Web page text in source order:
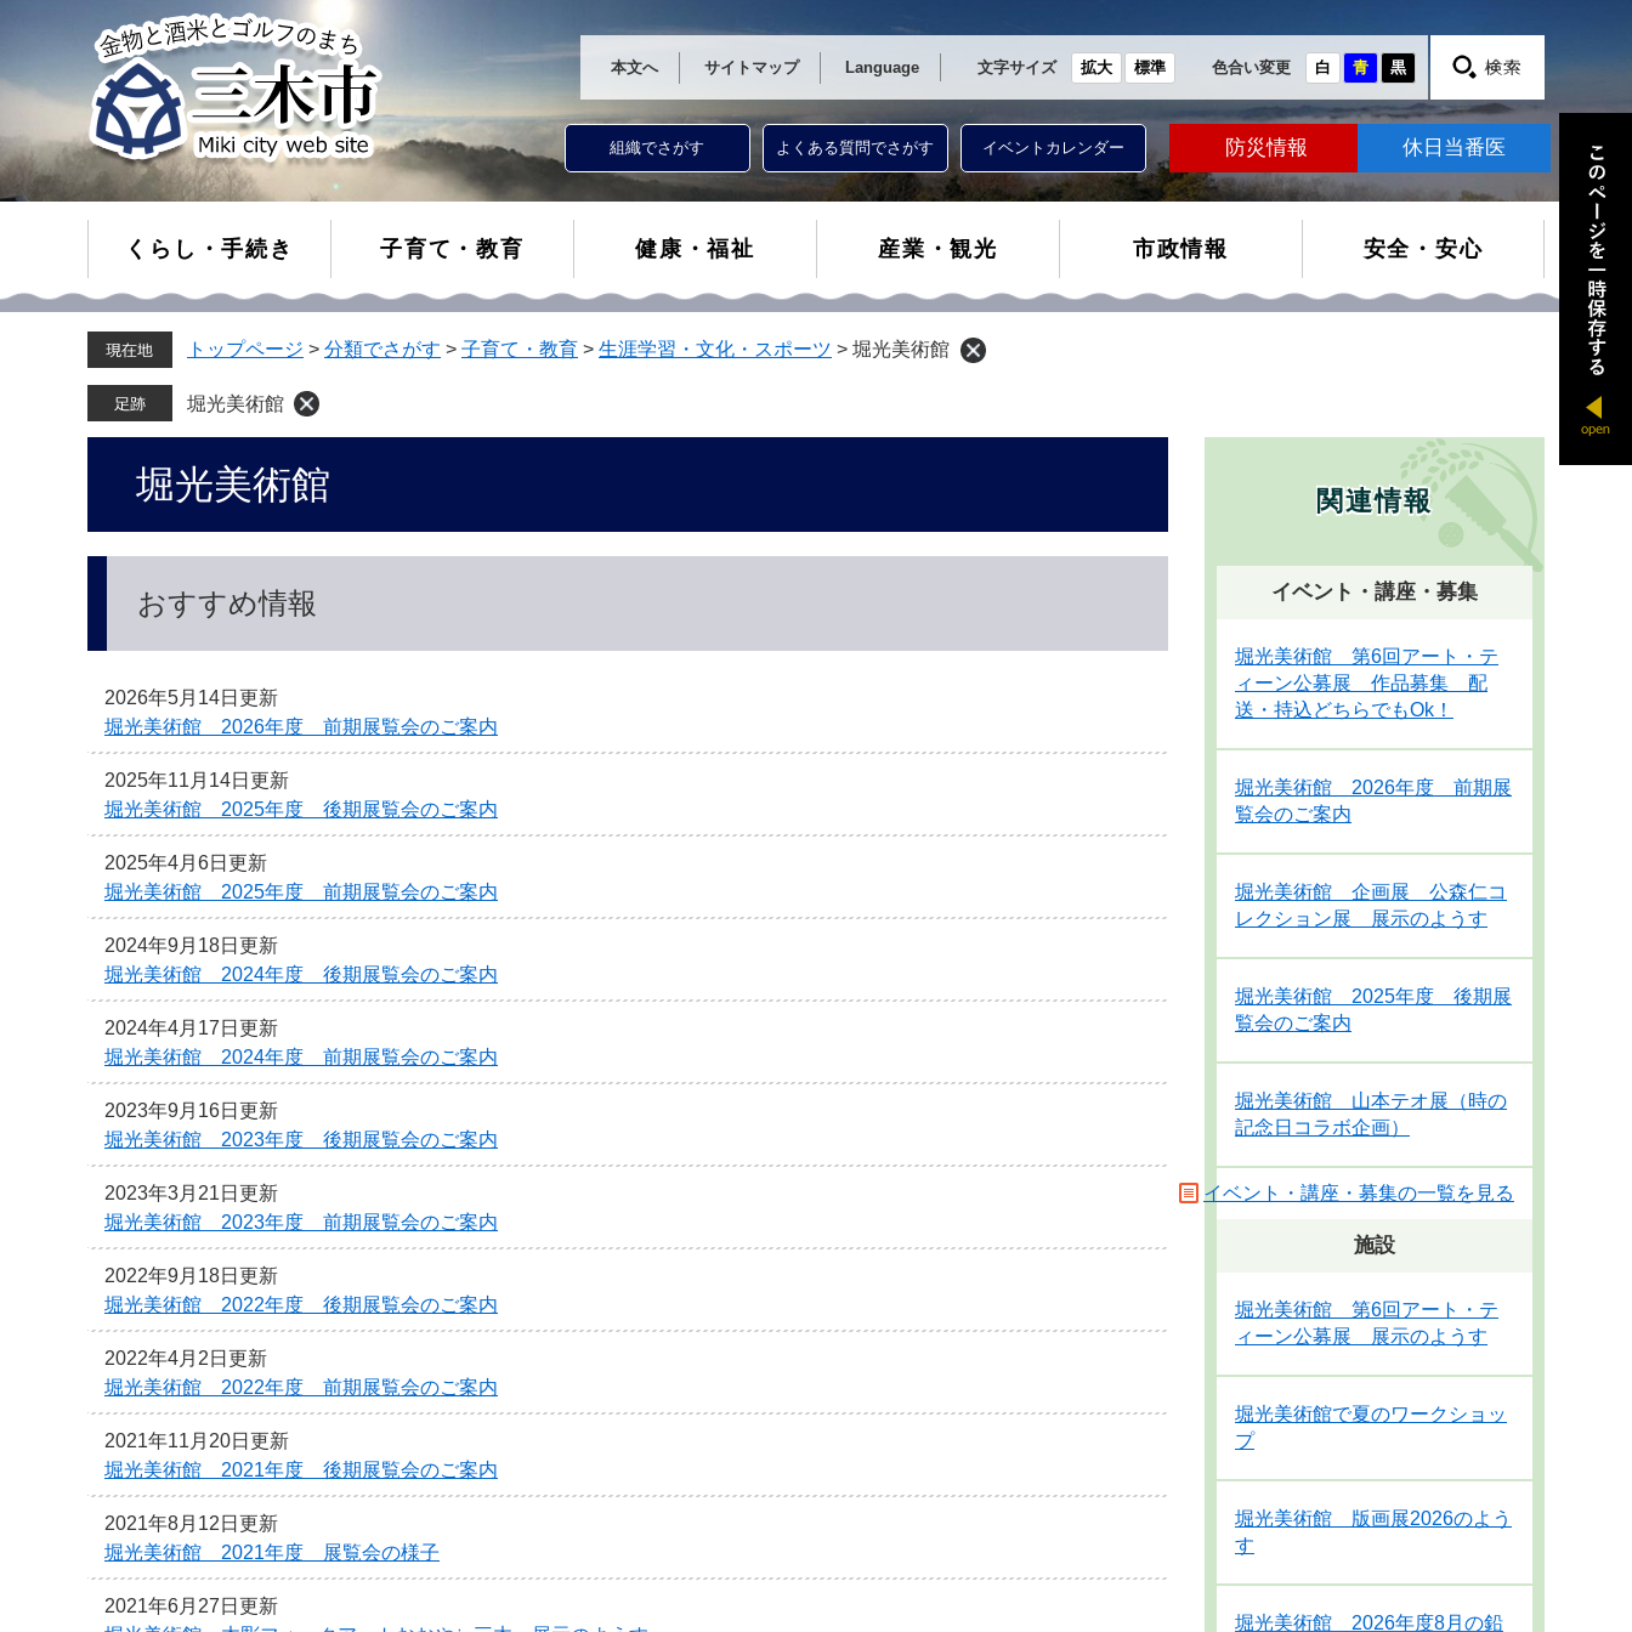
本文へ サイトマップ Language 文字サイズ 拡大 標準 色合い変更 白 青 黒
組織でさがす よくある質問でさがす イベントカレンダー 防災情報 休日当番医
くらし・手続き 子育て・教育 健康・福祉 産業・観光 市政情報 安全・安心
トップページ > 分類でさがす > 子育て・教育 > 生涯学習・文化・スポーツ > 堀光美術館
堀光美術館
堀光美術館
おすすめ情報
2026年5月14日更新
堀光美術館 2026年度 前期展覧会のご案内
2025年11月14日更新
堀光美術館 2025年度 後期展覧会のご案内
2025年4月6日更新
堀光美術館 2025年度 前期展覧会のご案内
2024年9月18日更新
堀光美術館 2024年度 後期展覧会のご案内
2024年4月17日更新
堀光美術館 2024年度 前期展覧会のご案内
2023年9月16日更新
堀光美術館 2023年度 後期展覧会のご案内
2023年3月21日更新
堀光美術館 2023年度 前期展覧会のご案内
2022年9月18日更新
堀光美術館 2022年度 後期展覧会のご案内
2022年4月2日更新
堀光美術館 2022年度 前期展覧会のご案内
2021年11月20日更新
堀光美術館 2021年度 後期展覧会のご案内
2021年8月12日更新
堀光美術館 2021年度 展覧会の様子
2021年6月27日更新
関連情報
イベント・講座・募集
堀光美術館 第6回アート・テ
ィーン公募展 作品募集 配
送・持込どちらでもOk！
堀光美術館 2026年度 前期展
覧会のご案内
堀光美術館 企画展 公森仁コ
レクション展 展示のようす
堀光美術館 2025年度 後期展
覧会のご案内
堀光美術館 山本テオ展（時の
記念日コラボ企画）
イベント・講座・募集の一覧を見る
施設
堀光美術館 第6回アート・テ
ィーン公募展 展示のようす
堀光美術館で夏のワークショッ
プ
堀光美術館 版画展2026のよう
す
堀光美術館 2026年度8月の鉛